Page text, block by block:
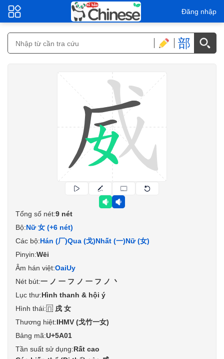
Đăng nhập
部
Tổng số nét:9 nét
Bộ:Nữ 女 (+6 nét)
Các bộ:Hán (厂)Qua (戈)Nhất (一)Nữ (女)
Pinyin:Wēi
Âm hán việt:OaiUy
Nét bút:一ノ一フノ一フノ丶
Lục thư:Hình thanh & hội ý
Hình thái:⿵戌女
Thương hiệt:IHMV (戈竹一女)
Bảng mã:U+5A01
Tần suất sử dụng:Rất cao